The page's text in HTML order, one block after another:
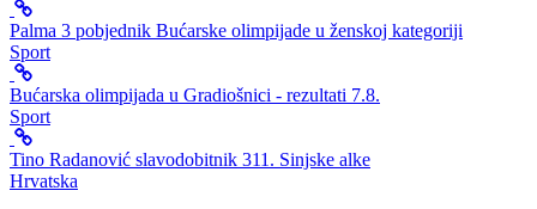
Palma 3 pobjednik Bućarske olimpijade u ženskoj kategoriji
Sport
Bućarska olimpijada u Gradiošnici - rezultati 7.8.
Sport
Tino Radanović slavodobitnik 311. Sinjske alke
Hrvatska